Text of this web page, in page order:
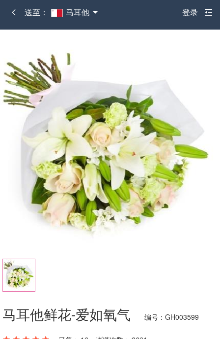
送至： 马耳他 登录
马耳他鲜花-爱如氧气 编号：GH003599